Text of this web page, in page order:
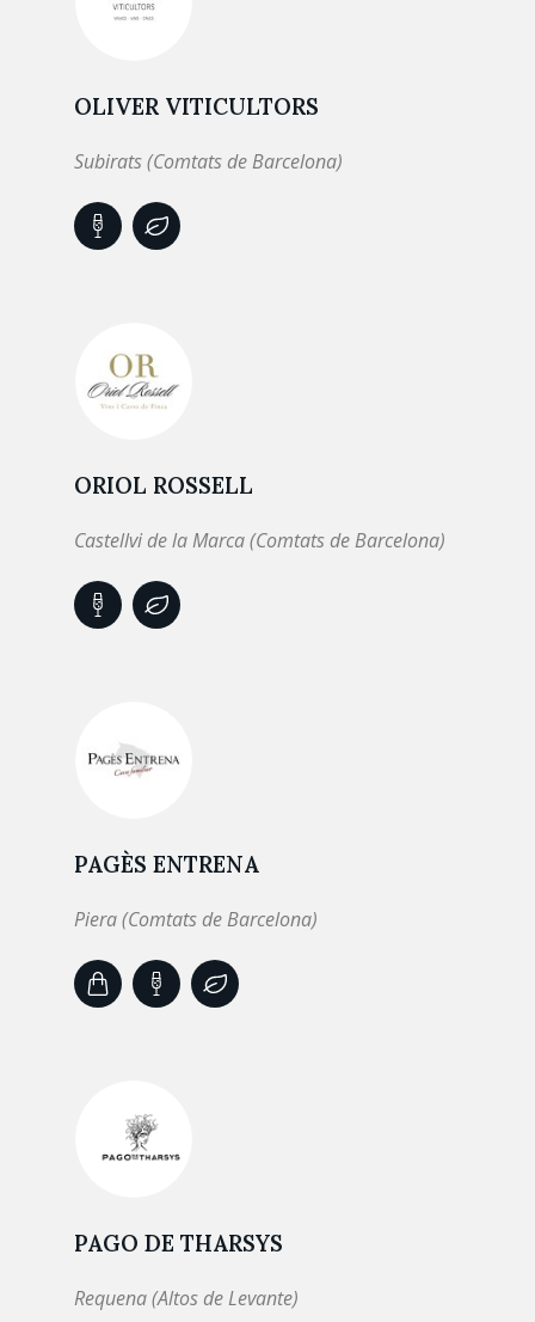
OLIVER VITICULTORS
Subirats (Comtats de Barcelona)
ORIOL ROSSELL
Castellvi de la Marca (Comtats de Barcelona)
PAGÈS ENTRENA
Piera (Comtats de Barcelona)
PAGO DE THARSYS
Requena (Altos de Levante)